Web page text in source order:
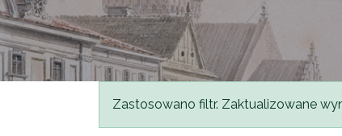
Komunikat
Zastosowano filtr. Zaktualizowane